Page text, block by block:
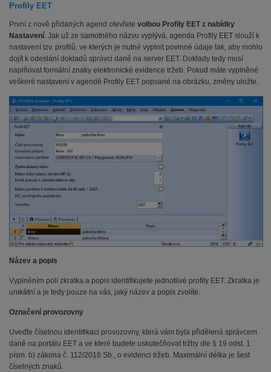
Profily EET
První z nově přidaných agend otevřete volbou Profily EET z nabídky
Nastavení . Jak už ze samotného názvu vyplývá, agenda Profily EET slouží k
nastavení tzv. profilů, ve kterých je nutné vyplnit povinné údaje tak, aby mohlo
dojít k odeslání dokladů správci daně na server EET. Doklady tedy musí
naplňovat formální znaky elektronické evidence tržeb. Pokud máte vyplněné
veškeré nastavení v agendě Profily EET popsané na obrázku, změny uložte.
Název a popis
Vyplněním polí zkratka a popis identifikujete jednotlivé profily EET. Zkratka je
unikátní a je tedy pouze na vás, jaký název a popis zvolíte.
Označení provozovny
Uveďte číselnou identifikaci provozovny, která vám byla přidělená správcem
daně na portálu EET a ve které budete uskutečňovat tržby dle § 19 odst. 1
písm. b) zákona č. 112/2016 Sb., o evidenci tržeb. Maximální délka je šest
číselných znaků.